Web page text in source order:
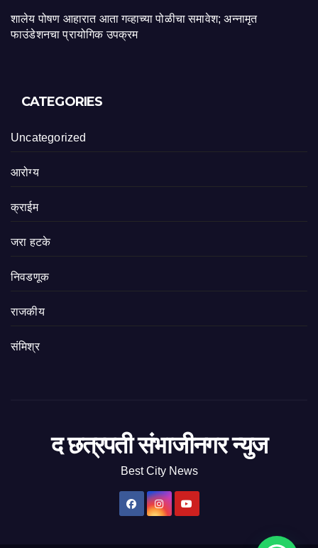
शालेय पोषण आहारात आता गव्हाच्या पोळीचा समावेश; अन्नामृत
फाउंडेशनचा प्रायोगिक उपक्रम
CATEGORIES
Uncategorized
आरोग्य
क्राईम
जरा हटके
निवडणूक
राजकीय
संमिश्र
द छत्रपती संभाजीनगर न्युज
Best City News